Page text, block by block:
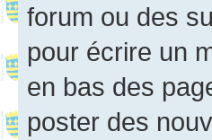
forum ou des
pour écrire un
en bas des
poster des